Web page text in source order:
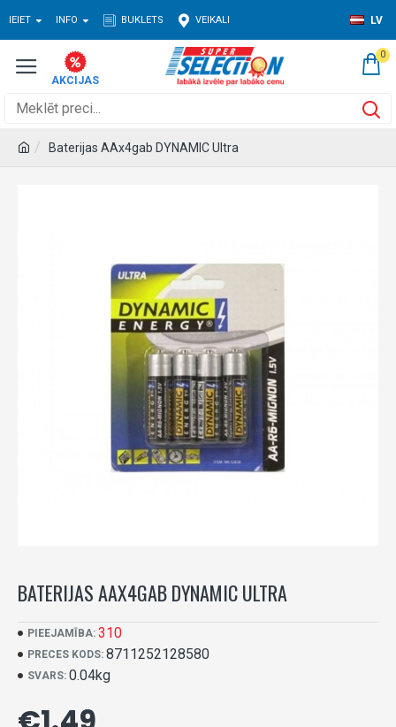
IEIET INFO BUKLETS VEIKALI LV
0
Baterijas AAx4gab DYNAMIC Ultra
BATERIJAS AAX4GAB DYNAMIC ULTRA
PIEEJAMĪBA: 310
PRECES KODS: 8711252128580
SVARS: 0.04kg